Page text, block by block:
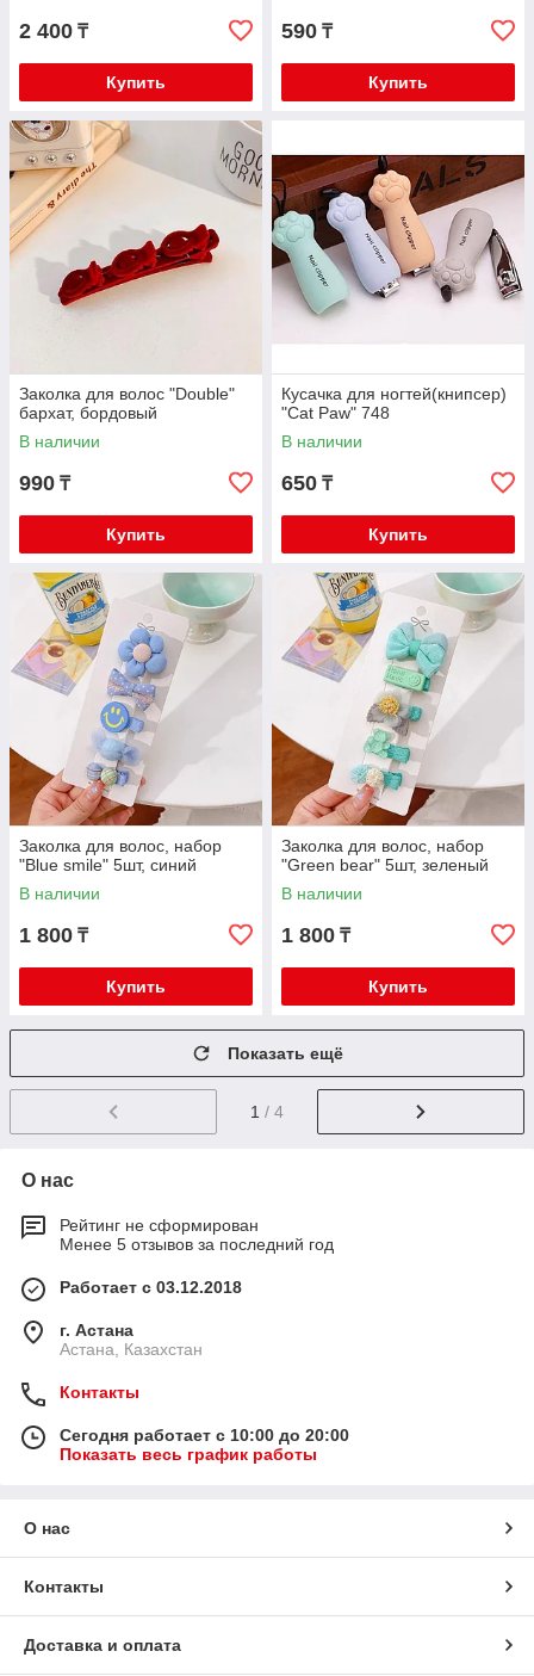
2 400 ₸
Купить
590 ₸
Купить
Заколка для волос "Double"
бархат, бордовый
В наличии
990 ₸
Купить
Кусачка для ногтей(книпсер)
"Cat Paw" 748
В наличии
650 ₸
Купить
Заколка для волос, набор
"Blue smile" 5шт, синий
В наличии
1 800 ₸
Купить
Заколка для волос, набор
"Green bear" 5шт, зеленый
В наличии
1 800 ₸
Купить
Показать ещё
1 / 4
О нас
Рейтинг не сформирован
Менее 5 отзывов за последний год
Работает с 03.12.2018
г. Астана
Астана, Казахстан
Контакты
Сегодня работает с 10:00 до 20:00
Показать весь график работы
О нас
Контакты
Доставка и оплата